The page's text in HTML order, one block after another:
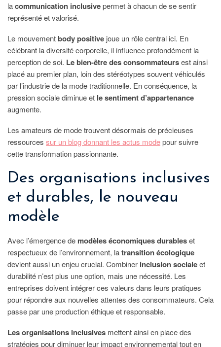
lacommunication inclusivepermet à chacun de se sentir
représenté et valorisé.
Le mouvement body positive joue un rôle central ici. En
célébrant la diversité corporelle, il influence profondément la
perception de soi. Le bien-être des consommateursest ainsi
placé au premier plan, loin des stéréotypes souvent véhiculés
par l’industrie de la mode traditionnelle. En conséquence, la
pression sociale diminue et le sentiment d’appartenance
augmente.
Les amateurs de mode trouvent désormais de précieuses
ressources sur un blog donnant les actus modepour suivre
cette transformation passionnante.
Des organisations inclusives
et durables, le nouveau
modèle
Avec l’émergence de modèles économiques durableset
respectueux de l’environnement, latransition écologique
devient aussi un enjeu crucial. Combiner inclusion socialeet
durabilité n’est plus une option, mais une nécessité. Les
entreprises doivent intégrer ces valeurs dans leurs pratiques
pour répondre aux nouvelles attentes des consommateurs. Cela
passe par une production éthique et responsable.
Les organisations inclusives mettent ainsi en place des
stratégies pour diminuer leur impact environnemental tout en